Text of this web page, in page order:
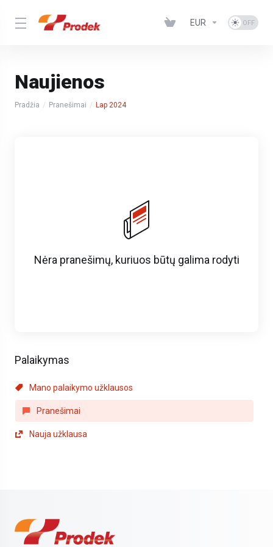
EUR
Naujienos
Pradžia Pranešimai Lap 2024
Palaikymas
Mano palaikymo užklausos
Pranešimai
Nauja užklausa
Nėra pranešimų, kuriuos būtų galima rodyti